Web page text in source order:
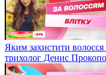
Яким захистити
трихолог Денис